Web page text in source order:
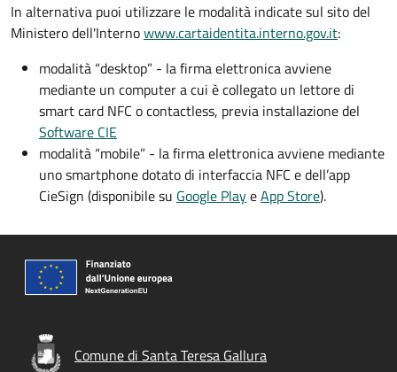
In alternativa puoi utilizzare le modalità indicate sul sito del
Ministero dell'Internowww.cartaidentita.interno.gov.it:
modalità “desktop” - la firma elettronica avviene
mediante un computer a cui è collegato un lettore di
smart card NFC o contactless, previa installazione del
Software CIE
modalità “mobile” - la firma elettronica avviene mediante
uno smartphone dotato di interfaccia NFC e dell’app
CieSign (disponibile su Google PlayeApp Store).
Comune di Santa Teresa Gallura